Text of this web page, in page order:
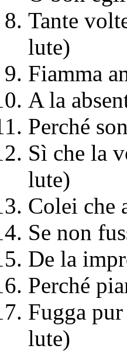
Tante
lute)
Fiamma
A la
Perché
Sì che la
lute)
Colei che
Se non
De la
Perché
Fugga
lute)